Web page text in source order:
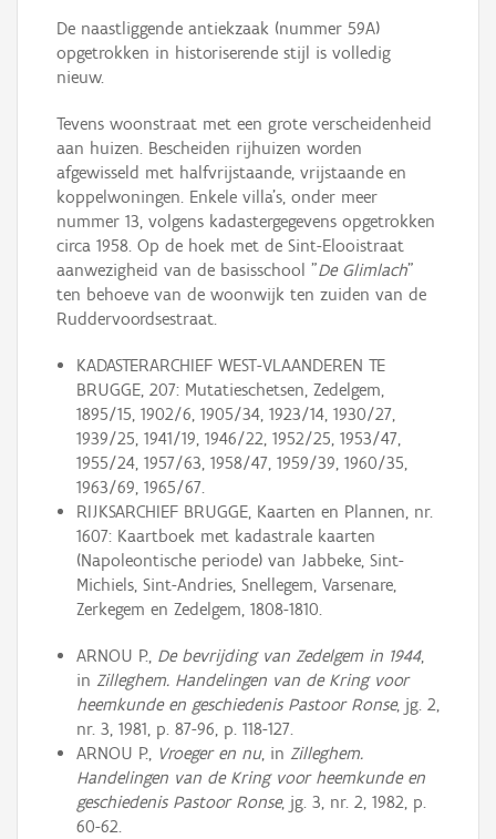
De naastliggende antiekzaak (nummer 59A)
opgetrokken in historiserende stijl is volledig
nieuw.
Tevens woonstraat met een grote verscheidenheid
aan huizen. Bescheiden rijhuizen worden
afgewisseld met halfvrijstaande, vrijstaande en
koppelwoningen. Enkele villa's, onder meer
nummer 13, volgens kadastergegevens opgetrokken
circa 1958. Op de hoek met de Sint-Elooistraat
aanwezigheid van de basisschool "De Glimlach"
ten behoeve van de woonwijk ten zuiden van de
Ruddervoordsestraat.
KADASTERARCHIEF WEST-VLAANDEREN TE
BRUGGE, 207: Mutatieschetsen, Zedelgem,
1895/15, 1902/6, 1905/34, 1923/14, 1930/27,
1939/25, 1941/19, 1946/22, 1952/25, 1953/47,
1955/24, 1957/63, 1958/47, 1959/39, 1960/35,
1963/69, 1965/67.
RIJKSARCHIEF BRUGGE, Kaarten en Plannen, nr.
1607: Kaartboek met kadastrale kaarten
(Napoleontische periode) van Jabbeke, Sint-
Michiels, Sint-Andries, Snellegem, Varsenare,
Zerkegem en Zedelgem, 1808-1810.
ARNOU P., De bevrijding van Zedelgem in 1944,
in Zilleghem. Handelingen van de Kring voor
heemkunde en geschiedenis Pastoor Ronse, jg. 2,
nr. 3, 1981, p. 87-96, p. 118-127.
ARNOU P., Vroeger en nu, in Zilleghem.
Handelingen van de Kring voor heemkunde en
geschiedenis Pastoor Ronse, jg. 3, nr. 2, 1982, p.
60-62.